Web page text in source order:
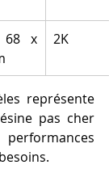
68 x
2K
représente
pas cher